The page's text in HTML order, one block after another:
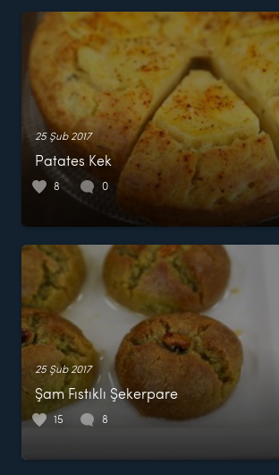
25 Şub 2017
Patates Kek
8 0
25 Şub 2017
Şam Fıstıklı Şekerpare
15 8